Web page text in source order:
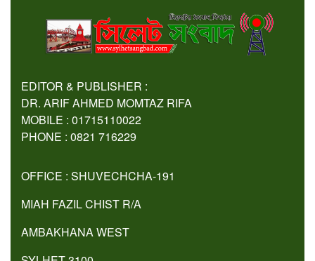
EDITOR & PUBLISHER :
DR. ARIF AHMED MOMTAZ RIFA
MOBILE : 01715110022
PHONE : 0821 716229
OFFICE : SHUVECHCHA-191
MIAH FAZIL CHIST R/A
AMBAKHANA WEST